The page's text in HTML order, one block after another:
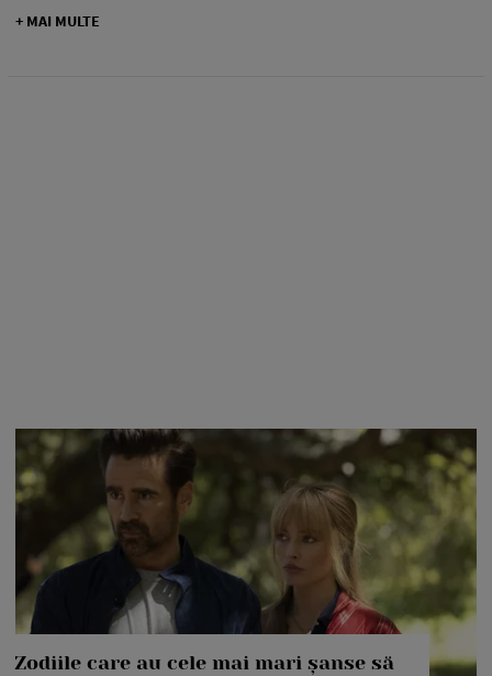
+ MAI MULTE
Zodiile care au cele mai mari șanse să